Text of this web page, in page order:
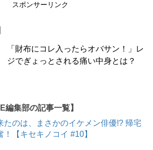
スポンサーリンク
「財布にコレ入ったらオバサン！」レ
ジでぎょっとされる痛い中身とは？
編集部の記事一覧】
たのは、まさかのイケメン俳優!? 帰宅
！【キセキノコイ #10】